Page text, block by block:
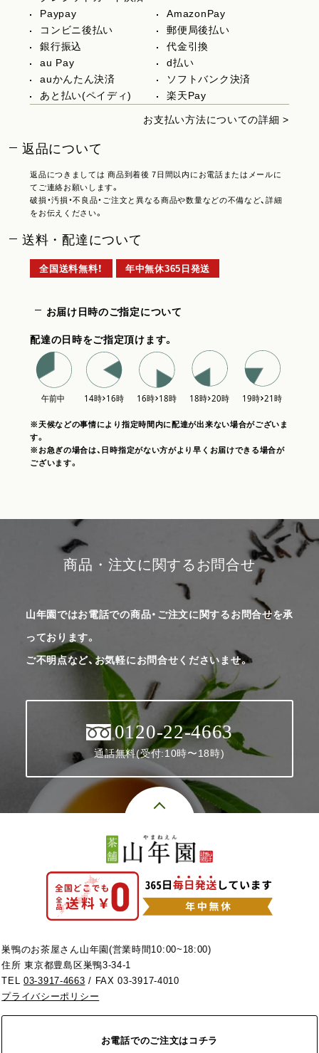
Paypay
AmazonPay
コンビニ後払い
郵便局後払い
銀行振込
代金引換
au Pay
d払い
auかんたん決済
ソフトバンク決済
あと払い(ペイディ)
楽天Pay
お支払い方法についての詳細 >
返品について
返品につきましては 商品到着後 7日間以内にお電話またはメールに
てご連絡お願いします。
破損・汚損・不良品・ご注文と異なる商品や数量などの不備など、詳細
をお伝えください。
送料・配達について
全国送料無料！ 年中無休365日発送
お届け日時のご指定について
配達の日時をご指定頂けます。
※天候などの事情により指定時間内に配達が出来ない場合がございま
す。
※お急ぎの場合は、日時指定がない方がより早くお届けできる場合が
ございます。
商品・注文に関するお問合せ
山年園ではお電話での商品・ご注文に関するお問合せを承
っております。
ご不明点など、お気軽にお問合せくださいませ。
0120-22-4663
通話無料(受付:10時〜18時)
巣鴨のお茶屋さん山年園(営業時間10:00~18:00)
住所 東京都豊島区巣鴨3-34-1
TEL03-3917-4663 / FAX 03-3917-4010
プライバシーポリシー
お電話でのご注文はコチラ